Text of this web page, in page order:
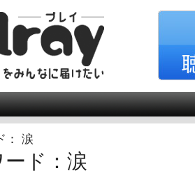
： 涙
ド：涙